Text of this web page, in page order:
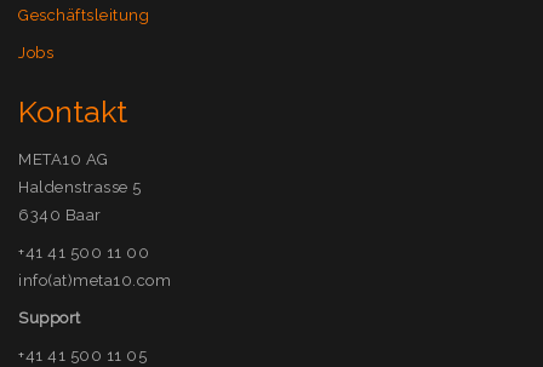
Geschäftsleitung
Jobs
Kontakt
META10 AG
Haldenstrasse 5
6340 Baar
+41 41 500 11 00
info(at)meta10.com
Support
+41 41 500 11 05